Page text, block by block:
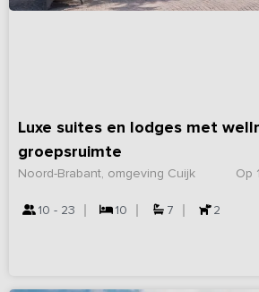
Luxe suites en lodges met
groepsruimte
Op
Noord-Brabant, omgeving Cuijk
10 - 23 10 7 2